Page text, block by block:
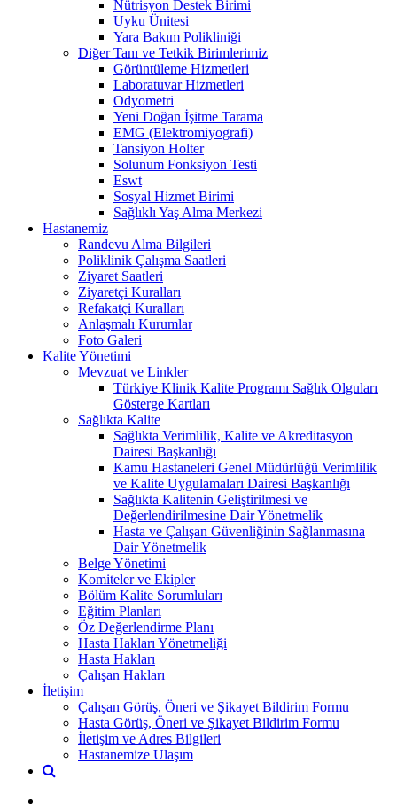
Nütrisyon Destek Birimi
Uyku Ünitesi
Yara Bakım Polikliniği
Diğer Tanı ve Tetkik Birimlerimiz
Görüntüleme Hizmetleri
Laboratuvar Hizmetleri
Odyometri
Yeni Doğan İşitme Tarama
EMG (Elektromiyografi)
Tansiyon Holter
Solunum Fonksiyon Testi
Eswt
Sosyal Hizmet Birimi
Sağlıklı Yaş Alma Merkezi
Hastanemiz
Randevu Alma Bilgileri
Poliklinik Çalışma Saatleri
Ziyaret Saatleri
Ziyaretçi Kuralları
Refakatçi Kuralları
Anlaşmalı Kurumlar
Foto Galeri
Kalite Yönetimi
Mevzuat ve Linkler
Türkiye Klinik Kalite Programı Sağlık Olguları
Gösterge Kartları
Sağlıkta Kalite
Sağlıkta Verimlilik, Kalite ve Akreditasyon
Dairesi Başkanlığı
Kamu Hastaneleri Genel Müdürlüğü Verimlilik
ve Kalite Uygulamaları Dairesi Başkanlığı
Sağlıkta Kalitenin Geliştirilmesi ve
Değerlendirilmesine Dair Yönetmelik
Hasta ve Çalışan Güvenliğinin Sağlanmasına
Dair Yönetmelik
Belge Yönetimi
Komiteler ve Ekipler
Bölüm Kalite Sorumluları
Eğitim Planları
Öz Değerlendirme Planı
Hasta Hakları Yönetmeliği
Hasta Hakları
Çalışan Hakları
İletişim
Çalışan Görüş, Öneri ve Şikayet Bildirim Formu
Hasta Görüş, Öneri ve Şikayet Bildirim Formu
İletişim ve Adres Bilgileri
Hastanemize Ulaşım